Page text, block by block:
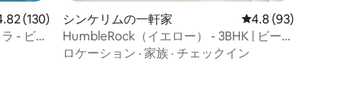
ュー130件、5つ星中4.82つ星の平均評価
(130)
- ビー
シンケリムの一軒家 レビュー93件、5つ
4.8 (93)
HumbleRock（イエロー） - 3BHK | ビーチ
まで700m l 朝食
ロケーション · 家族 · チェックイン